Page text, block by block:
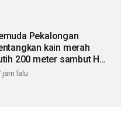
Pekalongan
kain merah
200 meter sambut HUT
jam lalu